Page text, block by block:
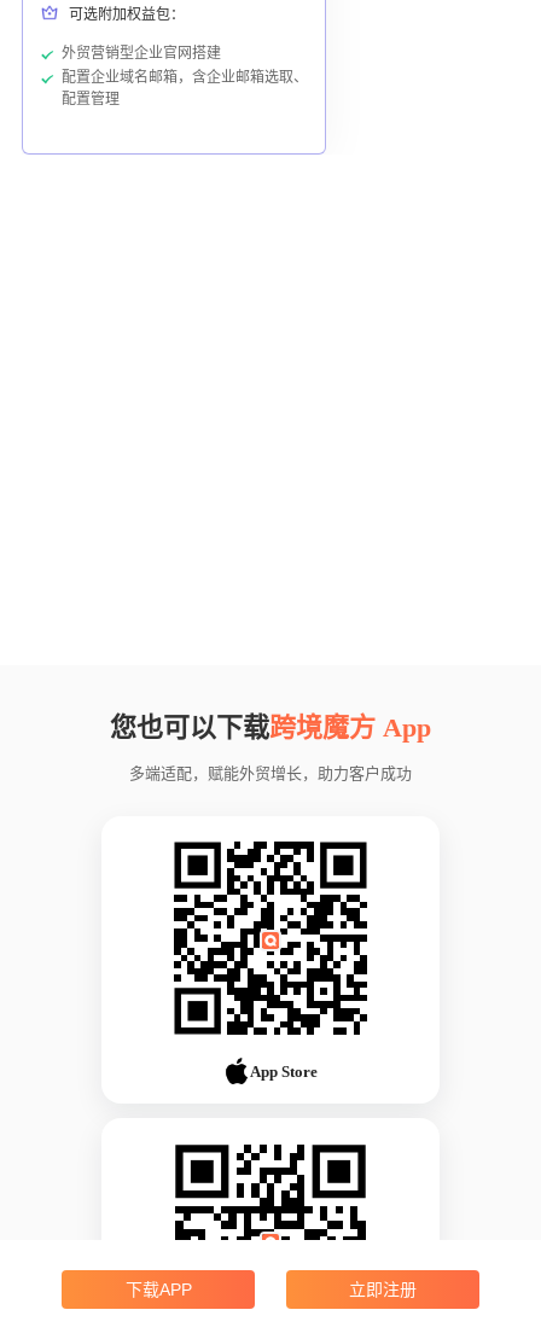
可选附加权益包：
外贸营销型企业官网搭建
配置企业域名邮箱，含企业邮箱选取、
配置管理
您也可以下载跨境魔方 App
多端适配，赋能外贸增长，助力客户成功
App Store
下载APP 立即注册